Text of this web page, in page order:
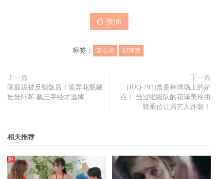
宽姐邱瓈宽亲自为母亲挑选遗照。
工作时接到母亲电话，更是忍不住落泪，并表示：我妈妈的
事情想一想，就是我知道啦。
赞(0)
标签： 蓝心湄 邱瓈宽
上一篇
陈庭妮被反锁饭店！诡异花瓶藏
娃娃吓坏 飙三字经才逃掉
下一篇
[JUQ-793]曾是棒球场上的娇
点！ 当过啦啦队的花泽美玲用
骑乘位让男艺人炸裂！
相关推荐